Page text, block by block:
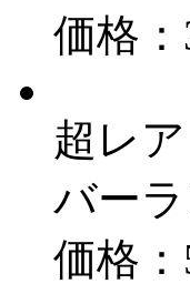
価格：
超レ
バー
価格：